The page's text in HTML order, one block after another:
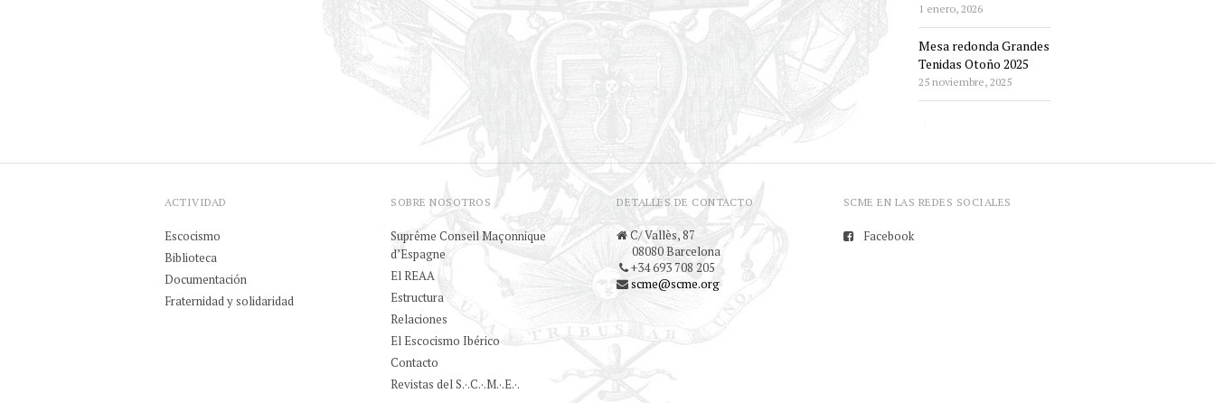
1 enero, 2026
Mesa redonda Grandes
Tenidas Otoño 2025
25 noviembre, 2025
ACTIVIDAD
Escocismo
Biblioteca
Documentación
Fraternidad y solidaridad
SOBRE NOSOTROS
Suprême Conseil Maçonnique
d’Espagne
El REAA
Estructura
Relaciones
El Escocismo Ibérico
Contacto
Revistas del S.·.C.·.M.·.E.·.
DETALLES DE CONTACTO
C/ Vallès, 87
08080 Barcelona
+34 693 708 205
scme@scme.org
SCME EN LAS REDES SOCIALES
Facebook